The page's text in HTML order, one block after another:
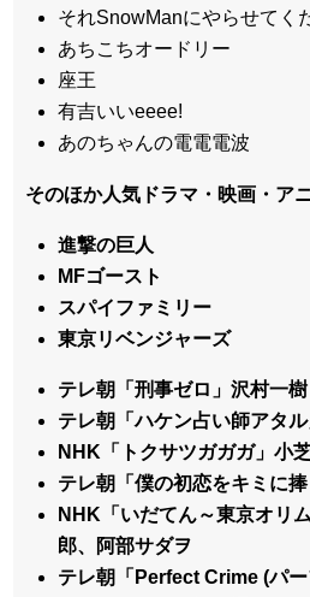
それSnowManにやらせてく
あちこちオードリー
座王
有吉いいeeee!
あのちゃんの電電電波
そのほか人気ドラマ・映画・ア
進撃の巨人
MFゴースト
スパイファミリー
東京リベンジャーズ
テレ朝「刑事ゼロ」沢村一樹
テレ朝「ハケン占い師アタ
NHK「トクサツガガガ」小
テレ朝「僕の初恋をキミに
NHK「いだてん～東京オリ
郎、阿部サダヲ
テレ朝「Perfect Crime (パ